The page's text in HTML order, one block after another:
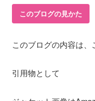
このブログの見かた
このブログの内容は、
引用物として